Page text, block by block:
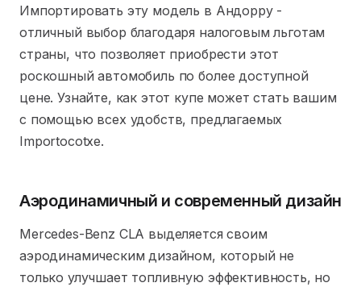
Импортировать эту модель в Андорру -
отличный выбор благодаря налоговым льготам
страны, что позволяет приобрести этот
роскошный автомобиль по более доступной
цене. Узнайте, как этот купе может стать вашим
с помощью всех удобств, предлагаемых
Importocotxe.
Аэродинамичный и современный дизайн
Mercedes-Benz CLA выделяется своим
аэродинамическим дизайном, который не
только улучшает топливную эффективность, но